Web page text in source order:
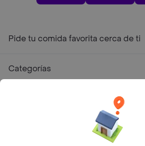
Pide tu comida favorita cerca de ti
Categorías